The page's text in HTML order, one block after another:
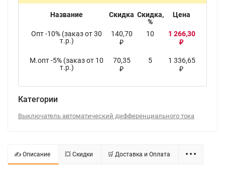
Название Скидка Скидка,
%
Цена
Опт -10% (заказ от 30
т.р.)
140,70
₽
10 1 266,30
₽
М.опт -5% (заказ от 10
т.р.)
70,35
₽
5 1 336,65
₽
Категории
Выключатель автоматический дифференциального тока
✍ Описание 💥 Скидки 🛒 Доставка и Оплата